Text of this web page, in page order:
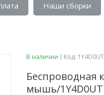
Наши сборки
В наличии Код:
Беспроводная
мышь/1Y4D0UT